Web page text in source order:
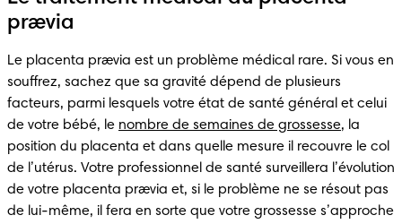
prævia
Le placenta prævia est un problème médical rare. Si vous en
souffrez, sachez que sa gravité dépend de plusieurs
facteurs, parmi lesquels votre état de santé général et celui
de votre bébé, le nombre de semaines de grossesse, la
position du placenta et dans quelle mesure il recouvre le col
de l’utérus. Votre professionnel de santé surveillera l’évolution
de votre placenta prævia et, si le problème ne se résout pas
de lui-même, il fera en sorte que votre grossesse s’approche